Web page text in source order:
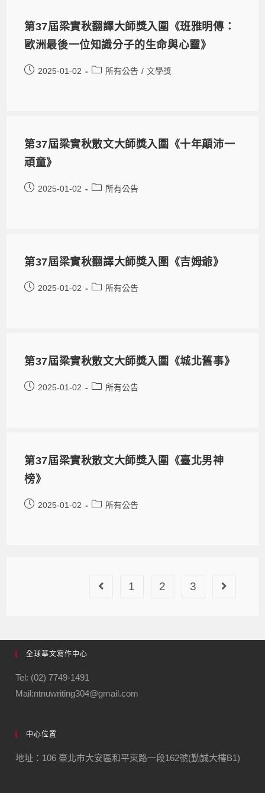
第37屆梁實秋翻譯大師獎入圍《班雅明傳：
歐洲最後一位知識分子的生命與心靈》
2025-01-02 所有公告 / 文學獎
第37屆梁實秋散文大師獎入圍《十年顛沛一
頑童》
2025-01-02 所有公告
第37屆梁實秋翻譯大師獎入圍《吉姆爺》
2025-01-02 所有公告
第37屆梁實秋散文大師獎入圍《城北舊事》
2025-01-02 所有公告
第37屆梁實秋散文大師獎入圍《臺北男神
榜》
2025-01-02 所有公告
1 2 3
全球華文寫作中心
Tel: (02) 7749-1491
Mail:ntnuwriting304@gmail.com
中心位置
地址：106 臺北市大安區和平東路一段162號(勤誠大樓B1)